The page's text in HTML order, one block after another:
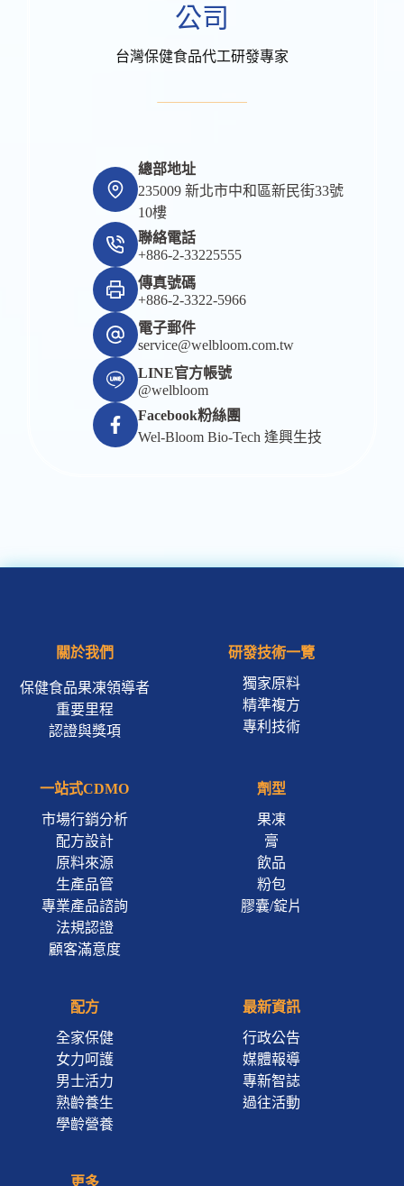
公司
台灣保健食品代工研發專家
總部地址
235009 新北市中和區新民街33號
10樓
聯絡電話
+886-2-33225555
傳真號碼
+886-2-3322-5966
電子郵件
service@welbloom.com.tw
LINE官方帳號
@welbloom
Facebook粉絲團
Wel-Bloom Bio-Tech 逢興生技
關於我們
保健食品果凍領導者
重要里程
認證與獎項
研發技術一覽
獨家原料
精準複方
專利技術
一站式CDMO
市場行銷分析
配方設計
原料來源
生產品管
專業產品諮詢
法規認證
顧客滿意度
劑型
果凍
膏
飲品
粉包
膠囊/錠片
配方
全家保健
女力呵護
男士活力
熟齡養生
學齡營養
最新資訊
行政公告
媒體報導
專新智誌
過往活動
更多